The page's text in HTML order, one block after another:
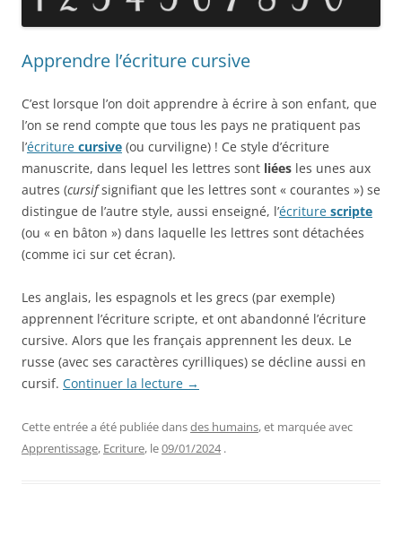
Apprendre l’écriture cursive
C’est lorsque l’on doit apprendre à écrire à son enfant, que
l’on se rend compte que tous les pays ne pratiquent pas
l’écriture cursive (ou curviligne) ! Ce style d’écriture
manuscrite, dans lequel les lettres sont liées les unes aux
autres (cursifsignifiant que les lettres sont « courantes ») se
distingue de l’autre style, aussi enseigné, l’écriture scripte
(ou « en bâton ») dans laquelle les lettres sont détachées
(comme ici sur cet écran).
Les anglais, les espagnols et les grecs (par exemple)
apprennent l’écriture scripte, et ont abandonné l’écriture
cursive. Alors que les français apprennent les deux. Le
russe (avec ses caractères cyrilliques) se décline aussi en
cursif. Continuer la lecture →
Cette entrée a été publiée dansdes humains, et marquée avec
Apprentissage, Ecriture, le09/01/2024 .